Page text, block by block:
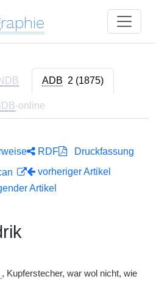
NDB ADB 2 (1875)
-online
RDF
Druckfassung
vorheriger Artikel
Artikel
, Kupferstecher, war wol nicht, wie